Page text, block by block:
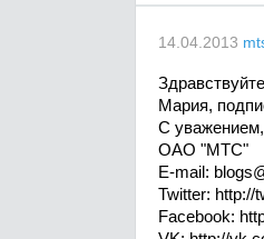
14.04.2013
Мария,
С уважением,
ОАО "МТС"
E-mail:
Twitter: http://
Facebook: